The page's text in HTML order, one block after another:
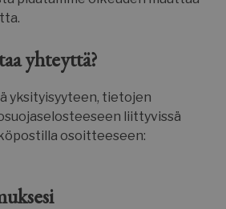
yhteyttä?
yksityisyyteen, tietojen
liittyvissä
osoitteeseen:
Google LLC
.suomenurheiluhierontakeskus.fi
Google LLC
Google LLC
.youtube.com
OnTheGoSystems Ltd.
.youtube.com